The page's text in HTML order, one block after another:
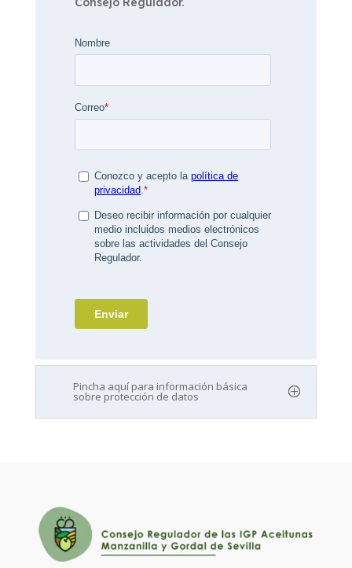
Pincha aquí para información básica
sobre protección de datos